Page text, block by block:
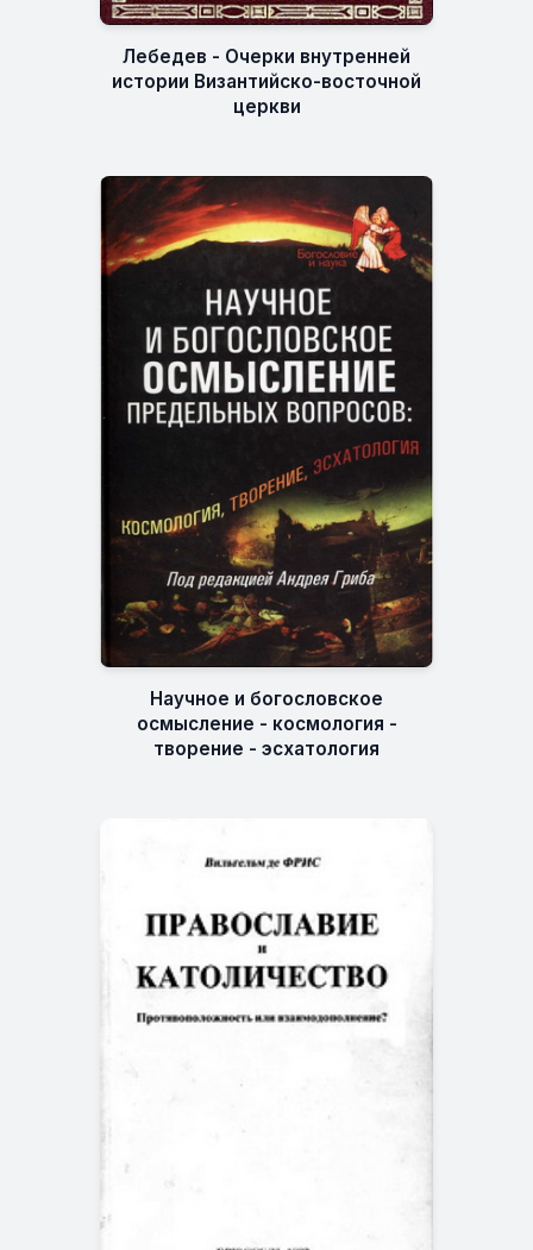
Лебедев - Очерки внутренней
истории Византийско-восточной
церкви
Научное и богословское
осмысление - космология -
творение - эсхатология